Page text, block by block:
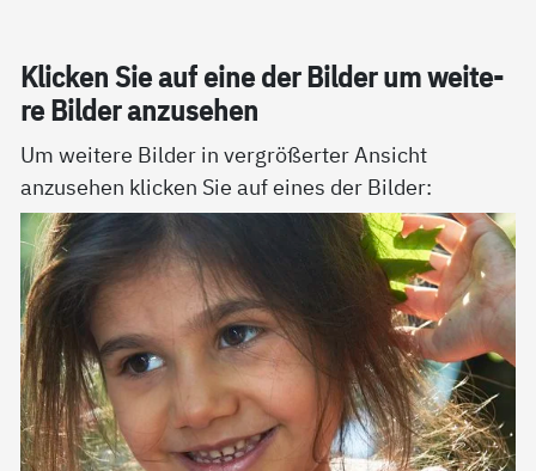
Kli­cken Sie auf ei­ne der Bil­der um wei­te­
re Bil­der an­zu­se­hen
Um weitere Bilder in vergrößerter Ansicht
anzusehen klicken Sie auf eines der Bilder: